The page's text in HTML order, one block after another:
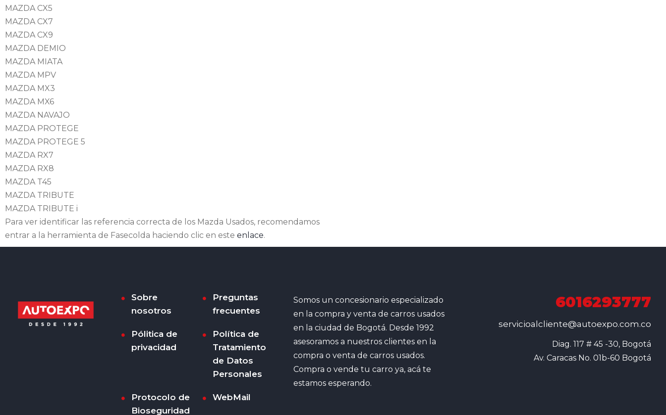
MAZDA CX5
MAZDA CX7
MAZDA CX9
MAZDA DEMIO
MAZDA MIATA
MAZDA MPV
MAZDA MX3
MAZDA MX6
MAZDA NAVAJO
MAZDA PROTEGE
MAZDA PROTEGE 5
MAZDA RX7
MAZDA RX8
MAZDA T45
MAZDA TRIBUTE
MAZDA TRIBUTE i
Para ver identificar las referencia correcta de los Mazda Usados, recomendamos
entrar a la herramienta de Fasecolda haciendo clic en este enlace.
Sobre
nosotros
Preguntas
frecuentes
Pólitica de
privacidad
Política de
Tratamiento
de Datos
Personales
Protocolo de
Bioseguridad
WebMail
Somos un concesionario especializado
en la compra y venta de carros usados
en la ciudad de Bogotá. Desde 1992
asesoramos a nuestros clientes en la
compra o venta de carros usados.
Compra o vende tu carro ya, acá te
estamos esperando.
6016293777
servicioalcliente@autoexpo.com.co
Diag. 117 # 45 -30, Bogotá
Av. Caracas No. 01b-60 Bogotá